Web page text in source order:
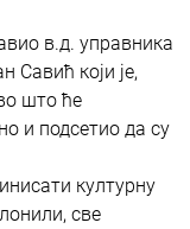
в.д. управника
Савић који је,
што ће
и подсетио да су
културну
све